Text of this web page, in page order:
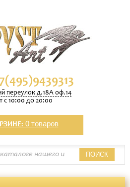
переулок д.18А оф.14
с 10:00 до 20:00
0 товаров
ПОИСК